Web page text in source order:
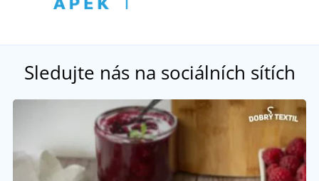
Sledujte nás na sociálních sítích